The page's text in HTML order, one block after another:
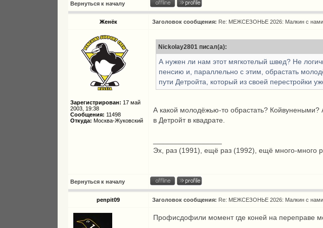
Вернуться к началу
Женёк Заголовок сообщения: Re: МЕЖСЕЗОНЬЕ 2026: Малкин с
Зарегистрирован: 17 май
2003, 19:38
Сообщения: 11498
Откуда: Москва-Жуковский
Nickolay2801 писал(а):
А нужен ли нам этот мягкотелый швед? Не
пенсию и, параллельно с этим, обрастать
пути Детройта, который из своей перестройки
А какой молодёжью-то обрастать?
в Детройт в квадрате.
Эх, раз (1991), ещё раз (1992), ещё много-много
Вернуться к началу
penpit09 Заголовок сообщения: Re: МЕЖСЕЗОНЬЕ 2026: Малкин с
Профисдофили момент где коней на переправе